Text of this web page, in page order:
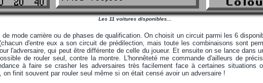
Les 11 voitures disponibles...
mode carrière ou de phases de qualification. On choisit un circuit parmi les 6
d'entre eux a son circuit de prédilection, mais toute les combinaisons sont
l'adversaire, qui peut être différente de celle du joueur. Et ensuite on se lance dans
de rouler seul, contre la montre. L'honnêteté me commande d'ailleurs de
à faire se crasher les adversaires très facilement face à certaines situations
finit souvent par rouler seul même si on était censé avoir un adversaire !